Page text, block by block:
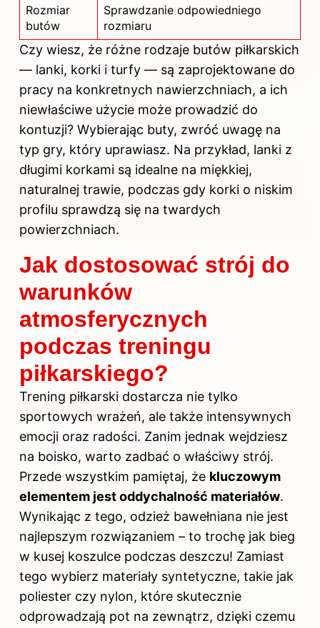
Rozmiar
butów
Sprawdzanie odpowiedniego
rozmiaru
Czy wiesz, że różne rodzaje butów piłkarskich
— lanki, korki i turfy — są zaprojektowane do
pracy na konkretnych nawierzchniach, a ich
niewłaściwe użycie może prowadzić do
kontuzji? Wybierając buty, zwróć uwagę na
typ gry, który uprawiasz. Na przykład, lanki z
długimi korkami są idealne na miękkiej,
naturalnej trawie, podczas gdy korki o niskim
profilu sprawdzą się na twardych
powierzchniach.
Jak dostosować strój do
warunków
atmosferycznych
podczas treningu
piłkarskiego?
Trening piłkarski dostarcza nie tylko
sportowych wrażeń, ale także intensywnych
emocji oraz radości. Zanim jednak wejdziesz
na boisko, warto zadbać o właściwy strój.
Przede wszystkim pamiętaj, że kluczowym
elementem jest oddychalność materiałów.
Wynikając z tego, odzież bawełniana nie jest
najlepszym rozwiązaniem – to trochę jak bieg
w kusej koszulce podczas deszczu! Zamiast
tego wybierz materiały syntetyczne, takie jak
poliester czy nylon, które skutecznie
odprowadzają pot na zewnątrz, dzięki czemu